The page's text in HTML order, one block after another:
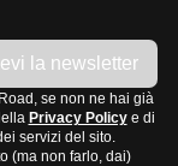
la newsletter
se non ne hai già
Privacy Policye di
servizi del sito.
(ma non farlo, dai)